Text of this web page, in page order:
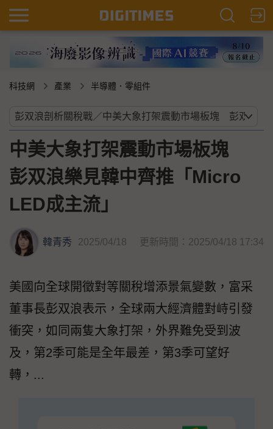
科技網 產業 半導體．零組件
中美大象打架震動市場板塊
彭双浪樂見韓中齊推「Micro
LED成主流」
韓青秀 2025/04/18 更新時間：2025/04/18 17:34
美國向全球開徵對等關稅增添景氣變數，富采
董事長彭双浪表示，全球兩大經濟體對峙引發
衝突，如同兩隻大象打架，外界難免受到波
及，第2季可能是全年最差，第3季可望好
轉，...